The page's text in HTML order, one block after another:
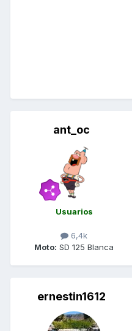
ant_oc
Usuarios
6,4k
Moto: SD 125 Blanca
ernestin1612